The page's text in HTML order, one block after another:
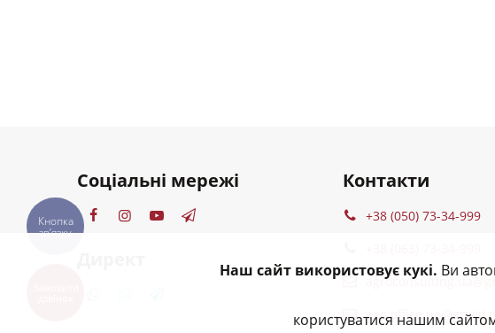
Соціальні мережі Контакти
+38 (050) 73-34-999
Кнопка
звʼязку
Наш сайт використовує кукі. Ви
користуватися нашим